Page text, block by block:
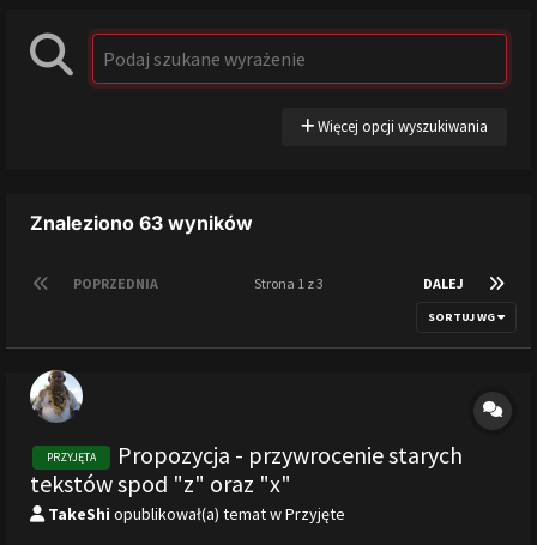
Więcej opcji wyszukiwania
Znaleziono 63 wyników
POPRZEDNIA DALEJ
Strona 1 z 3
SORTUJ WG
PRZYJĘTA
Propozycja - przywrocenie starych
tekstów spod "z" oraz "x"
TakeShi opublikował(a) temat wPrzyjęte